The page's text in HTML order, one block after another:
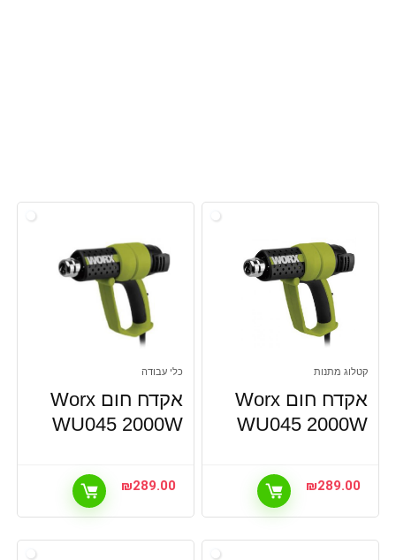
קטלוג מתנות
אקדח חום Worx
WU045 2000W
₪289.00
כלי עבודה
אקדח חום Worx
WU045 2000W
₪289.00